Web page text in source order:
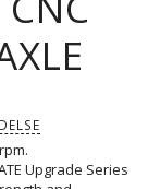
Upgrade Series